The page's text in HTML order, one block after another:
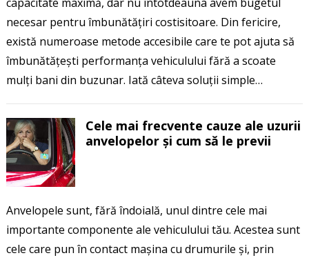
necesar pentru îmbunătățiri costisitoare. Din fericire,
există numeroase metode accesibile care te pot ajuta să
îmbunătățești performanța vehiculului fără a scoate
mulți bani din buzunar. Iată câteva soluții simple…
Cele mai frecvente cauze ale uzurii
anvelopelor și cum să le previi
Anvelopele sunt, fără îndoială, unul dintre cele mai
importante componente ale vehiculului tău. Acestea sunt
cele care pun în contact mașina cu drumurile și, prin